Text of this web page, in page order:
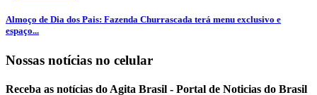
Almoço de Dia dos Pais: Fazenda Churrascada terá menu exclusivo e
espaço...
Nossas notícias no celular
Receba as notícias do Agita Brasil - Portal de Noticias do Brasil